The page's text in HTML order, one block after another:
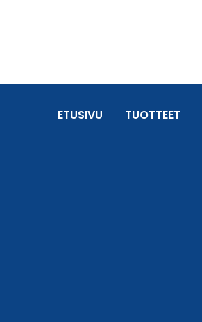
ETUSIVU TUOTTEET